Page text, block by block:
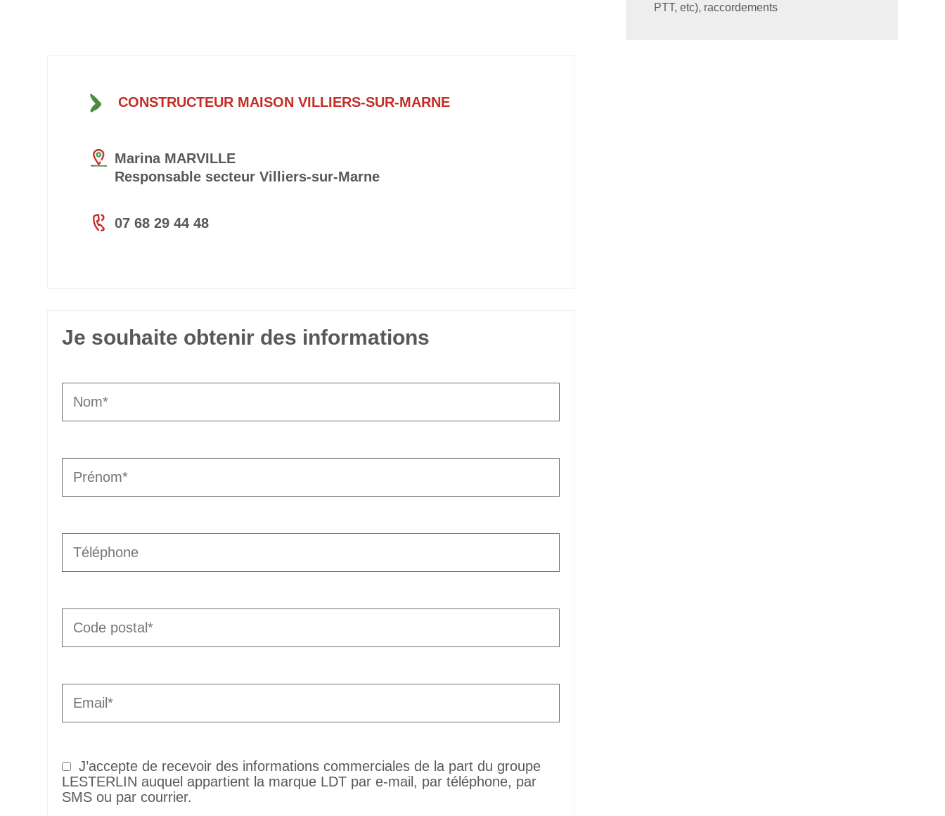
CONSTRUCTEUR MAISON VILLIERS-SUR-MARNE
Marina MARVILLE
Responsable secteur Villiers-sur-Marne
07 68 29 44 48
Je souhaite obtenir des informations
J’accepte de recevoir des informations commerciales de la part du groupe
LESTERLIN auquel appartient la marque LDT par e-mail, par téléphone, par
SMS ou par courrier.
PTT, etc), raccordements